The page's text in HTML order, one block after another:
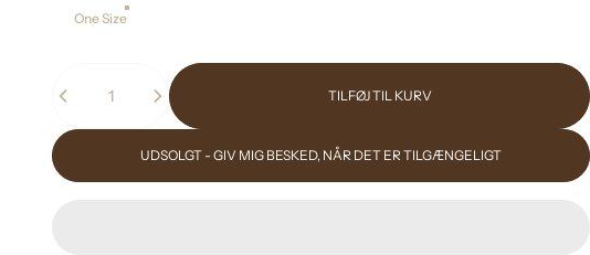
SizeOne Size
TILFØJ TIL KURV
UDSOLGT - GIV MIG BESKED, NÅR DET ER TILGÆNGELIGT